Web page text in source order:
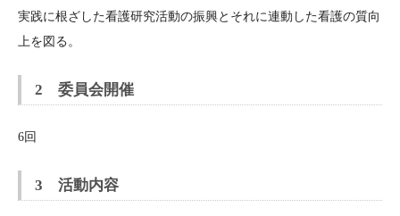
実践に根ざした看護研究活動の振興とそれに連動した看護の質向
上を図る。
2 委員会開催
6回
3 活動内容